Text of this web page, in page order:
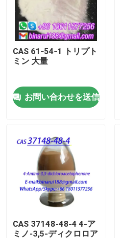
ビデオ
わたしたち に つい て
品質管理
引金 を 求め て ください
日常化学原材料
無機化学薬品の原料
良い化学中間物
CAS 61-54-1 トリプト
ミン 大量
お問い合わせを送信
CAS 37148-48-4 4-ア
ミノ-3,5-ディクロロア